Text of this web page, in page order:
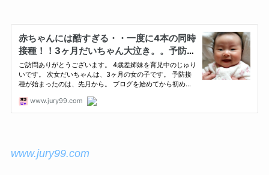
www.jury99.com